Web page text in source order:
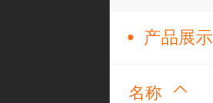
产品展示
名称